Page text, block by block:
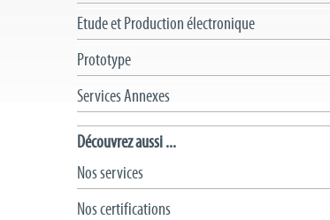
Etude et Production électronique
Prototype
Services Annexes
Découvrez aussi ...
Nos services
Nos certifications